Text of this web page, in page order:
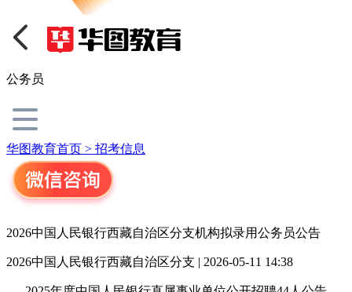
公务员
华图教育首页 > 招考信息
2026中国人民银行西藏自治区分支机构拟录用公务员公告
2026中国人民银行西藏自治区分支 | 2026-05-11 14:38